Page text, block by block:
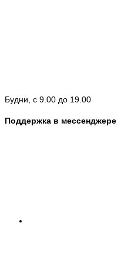
Будни, с 9.00 до 19.00
Поддержка в мессенджере